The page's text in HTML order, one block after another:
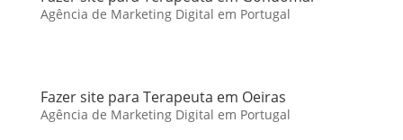
Agência de Marketing Digital em Portugal
Fazer site para Terapeuta em Oeiras
Agência de Marketing Digital em Portugal